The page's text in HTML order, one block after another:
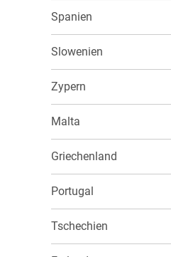
Spanien
Slowenien
Zypern
Malta
Griechenland
Portugal
Tschechien